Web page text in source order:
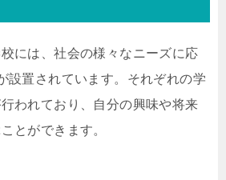
には、社会の様々なニーズに応
設置されています。それぞれの学
われており、自分の興味や将来
とができます。